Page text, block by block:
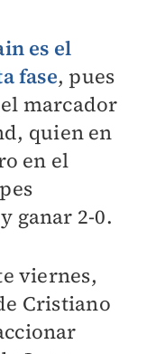
es el
fase, pues
marcador
quien en
en el
ganar 2-0.
viernes,
Cristiano